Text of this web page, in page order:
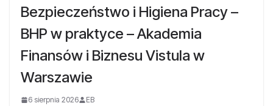
Bezpieczeństwo i Higiena Pracy –
BHP w praktyce – Akademia
Finansów i Biznesu Vistula w
Warszawie
6 sierpnia 2026 EB